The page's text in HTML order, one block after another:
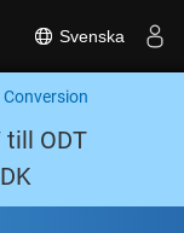
Svenska
Conversion
till ODT